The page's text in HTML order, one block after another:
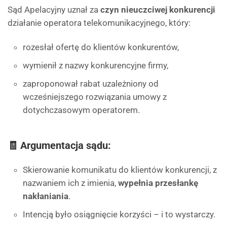
Sąd Apelacyjny uznał za czyn nieuczciwej konkurencji
działanie operatora telekomunikacyjnego, który:
rozesłał ofertę do klientów konkurentów,
wymienił z nazwy konkurencyjne firmy,
zaproponował rabat uzależniony od
wcześniejszego rozwiązania umowy z
dotychczasowym operatorem.
🧾 Argumentacja sądu:
Skierowanie komunikatu do klientów konkurencji, z
nazwaniem ich z imienia, wypełnia przesłankę
nakłaniania.
Intencją było osiągnięcie korzyści – i to wystarczy.